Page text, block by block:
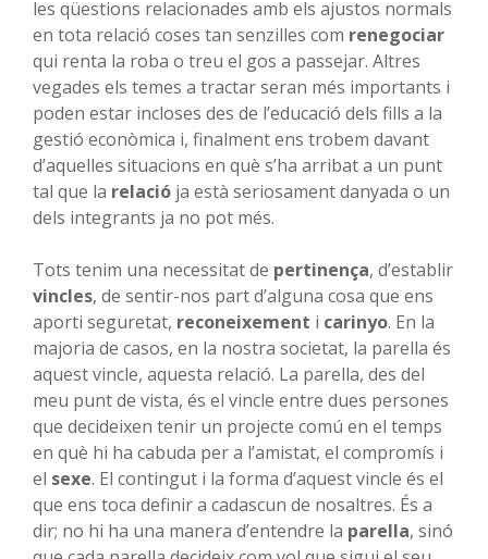
les qüestions relacionades amb els ajustos normals
en tota relació coses tan senzilles com renegociar
qui renta la roba o treu el gos a passejar. Altres
vegades els temes a tractar seran més importants i
poden estar incloses des de l’educació dels fills a la
gestió econòmica i, finalment ens trobem davant
d’aquelles situacions en què s’ha arribat a un punt
tal que la relació ja està seriosament danyada o un
dels integrants ja no pot més.
Tots tenim una necessitat de pertinença, d’establir
vincles, de sentir-nos part d’alguna cosa que ens
aporti seguretat, reconeixement i carinyo. En la
majoria de casos, en la nostra societat, la parella és
aquest vincle, aquesta relació. La parella, des del
meu punt de vista, és el vincle entre dues persones
que decideixen tenir un projecte comú en el temps
en què hi ha cabuda per a l’amistat, el compromís i
el sexe. El contingut i la forma d’aquest vincle és el
que ens toca definir a cadascun de nosaltres. És a
dir; no hi ha una manera d’entendre la parella, sinó